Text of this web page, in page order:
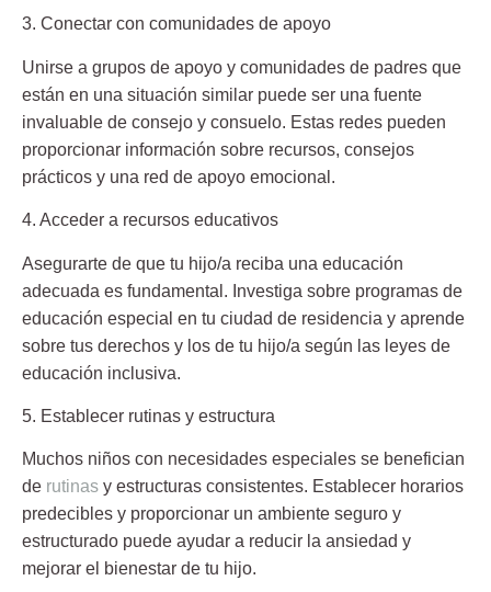
3. Conectar con comunidades de apoyo
Unirse a grupos de apoyo y comunidades de padres que
están en una situación similar puede ser una fuente
invaluable de consejo y consuelo. Estas redes pueden
proporcionar información sobre recursos, consejos
prácticos y una red de apoyo emocional.
4. Acceder a recursos educativos
Asegurarte de que tu hijo/a reciba una educación
adecuada es fundamental. Investiga sobre programas de
educación especial en tu ciudad de residencia y aprende
sobre tus derechos y los de tu hijo/a según las leyes de
educación inclusiva.
5. Establecer rutinas y estructura
Muchos niños con necesidades especiales se benefician
de rutinas y estructuras consistentes. Establecer horarios
predecibles y proporcionar un ambiente seguro y
estructurado puede ayudar a reducir la ansiedad y
mejorar el bienestar de tu hijo.